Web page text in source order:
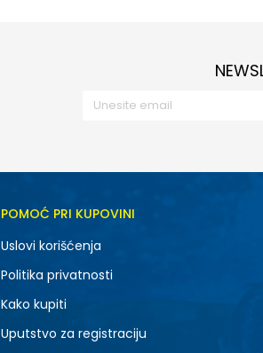
POMOĆ PRI KUPOVINI
Uslovi korišćenja
Politika privatnosti
Kako kupiti
Uputstvo za registraciju